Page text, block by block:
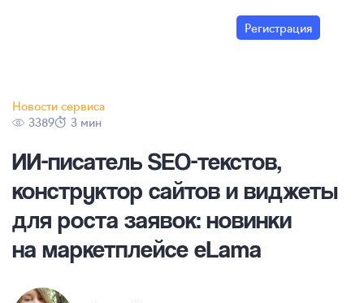
Регистрация
Новости сервиса
3389
3 мин
ИИ-писательSEO-текстов,
конструктор сайтов и виджеты
для роста заявок: новинки
на маркетплейсе eLama